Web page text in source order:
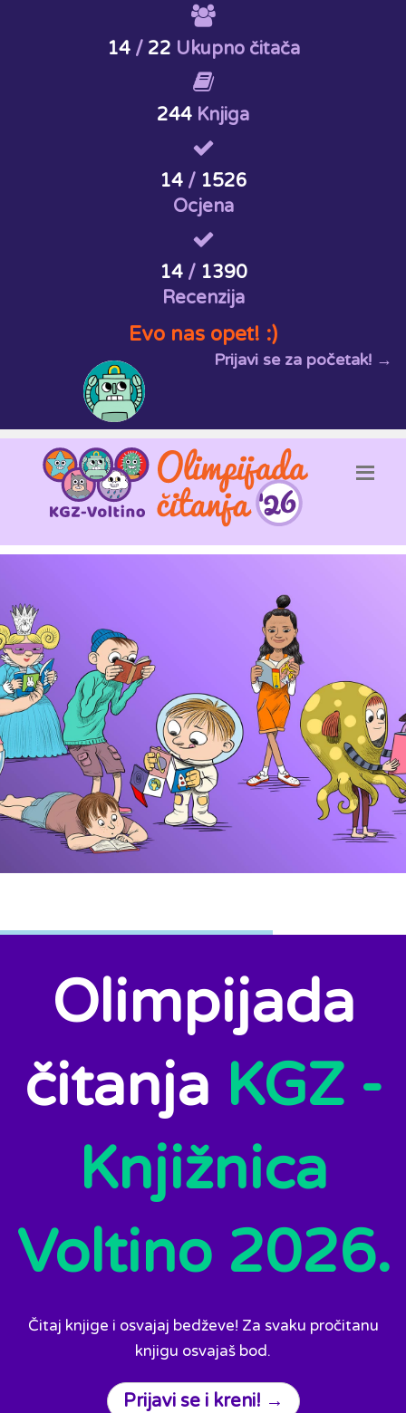
14/ 22 Ukupno čitača
244 Knjiga
14/ 1526
Ocjena
14/ 1390
Recenzija
Evo nas opet! :)
Prijavi se za početak! →
Olimpijada
čitanja KGZ -
Knjižnica
Voltino 2026.
Čitaj knjige i osvajaj bedževe! Za svaku pročitanu
knjigu osvajaš bod.
Prijavi se i kreni! →